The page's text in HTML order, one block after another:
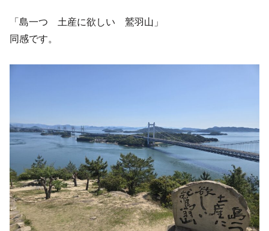
「島一つ 土産に欲しい 鷲羽山」
同感です。